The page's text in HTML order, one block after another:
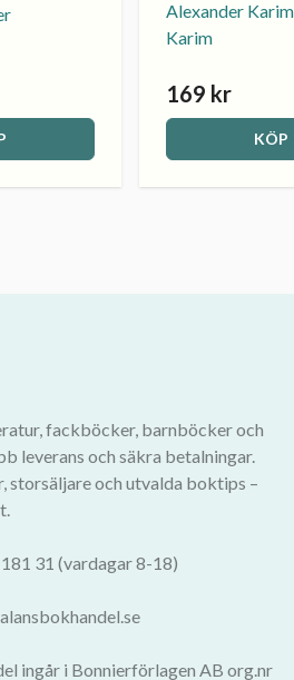
Alexander
Karim
169 kr
KÖP
fackböcker, barnböcker och
leverans och säkra betalningar.
storsäljare och utvalda boktips –
31 (vardagar 8-18)
ingår i Bonnierförlagen AB org.nr